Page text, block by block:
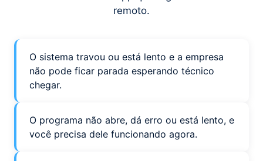
remoto.
O sistema travou ou está lento e a empresa
não pode ficar parada esperando técnico
chegar.
O programa não abre, dá erro ou está lento, e
você precisa dele funcionando agora.